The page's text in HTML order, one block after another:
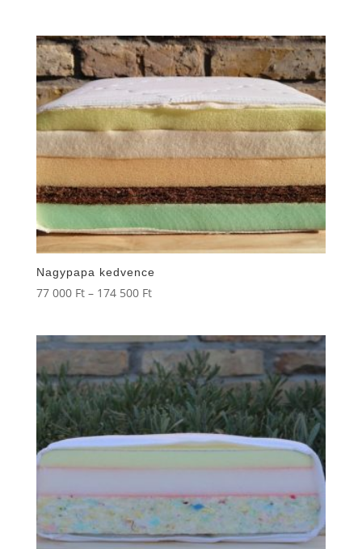
-
164
Nagypapa kedvence
77 000 Ft – 174 500 FtÁrtartomány:
-
174
500 Ft